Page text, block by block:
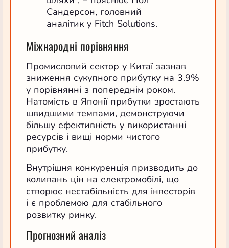
Сандерсон, головний
аналітик у Fitch Solutions.
Міжнародні порівняння
Промисловий сектор у Китаї зазнав
зниження сукупного прибутку на 3.9%
у порівнянні з попереднім роком.
Натомість в Японії прибутки зростають
швидшими темпами, демонструючи
більшу ефективність у використанні
ресурсів і вищі норми чистого
прибутку.
Внутрішня конкуренція призводить до
коливань цін на електромобілі, що
створює нестабільність для інвесторів
і є проблемою для стабільного
розвитку ринку.
Прогнозний аналіз